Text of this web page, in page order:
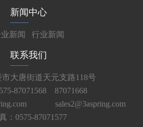
新闻中心
新闻 行业新闻
联系我们
大唐街道天元支路118号
87071568 87071668
sales2@3aspring.com
：0575-87071577